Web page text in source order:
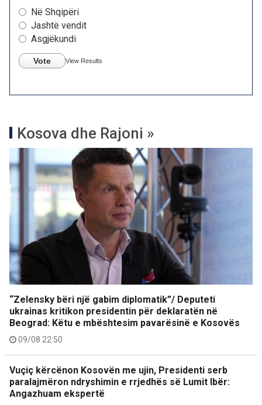
Në Shqipëri
Jashtë vendit
Asgjëkundi
Vote View Results
Kosova dhe Rajoni »
“Zelensky bëri një gabim diplomatik”/ Deputeti
ukrainas kritikon presidentin për deklaratën në
Beograd: Këtu e mbështesim pavarësinë e Kosovës
09/08 22:50
Vuçiç kërcënon Kosovën me ujin, Presidenti serb
paralajmëron ndryshimin e rrjedhës së Lumit Ibër:
Angazhuam ekspertë